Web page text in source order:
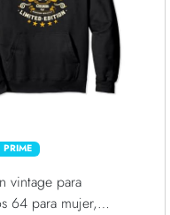
PRIME
vintage para
64 para mujer,